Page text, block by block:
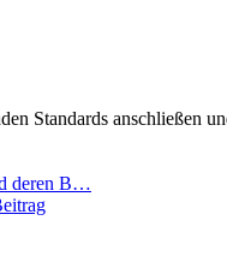
Standards anschließen
deren B…